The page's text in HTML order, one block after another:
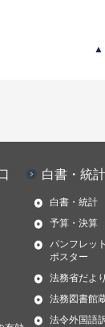
白書・統
白書・統計
予算・決算
パンフレッ
ポスター
法務省だよ
法務図書館
法令外国語